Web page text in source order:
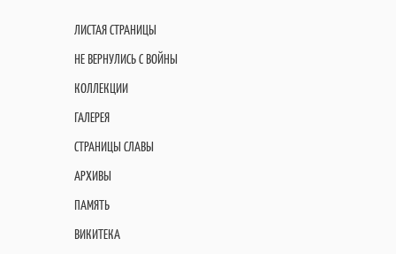
ЛИСТАЯ СТРАНИЦЫ
НЕ ВЕРНУЛИСЬ С ВОЙНЫ
КОЛЛЕКЦИИ
ГАЛЕРЕЯ
СТРАНИЦЫ СЛАВЫ
АРХИВЫ
ПАМЯТЬ
ВИКИТЕКА